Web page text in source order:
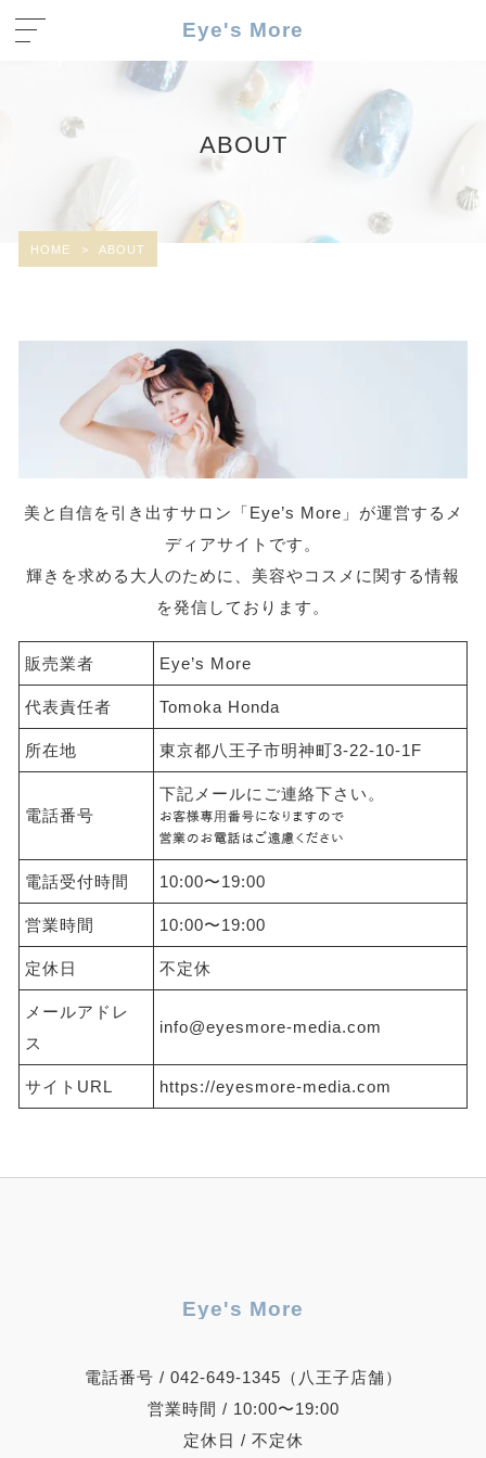
Eye's More
ABOUT
HOME > ABOUT
美と自信を引き出すサロン「Eye’s More」が運営するメ
ディアサイトです。
輝きを求める大人のために、美容やコスメに関する情報
を発信しております。
販売業者 Eye’s More
代表責任者 Tomoka Honda
所在地 東京都八王子市明神町3-22-10-1F
電話番号
下記メールにご連絡下さい。
電話受付時間 10:00〜19:00
営業時間 10:00〜19:00
定休日 不定休
メールアドレ
ス
info@eyesmore-media.com
サイトURL https://eyesmore-media.com
Eye's More
電話番号 / 042-649-1345（八王子店舗）
営業時間 / 10:00〜19:00
定休日 / 不定休